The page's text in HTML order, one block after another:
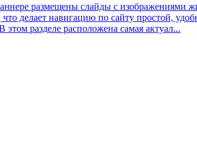
размещены слайды с изображениями
делает навигацию по сайту простой,
разделе расположена самая актуал...